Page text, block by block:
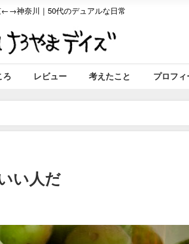
神奈川｜50代のデュアルな日常
ろ レビュー 考えたこと プロフィ
い人だ